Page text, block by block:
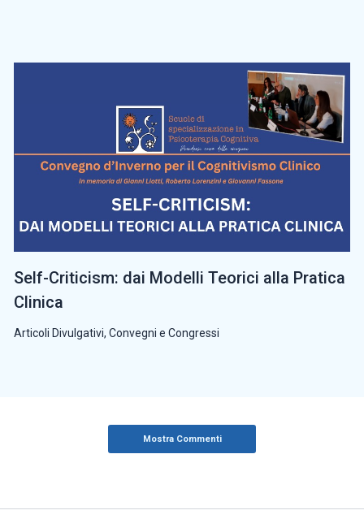
Self-Criticism: dai Modelli Teorici alla Pratica
Clinica
Articoli Divulgativi, Convegni e Congressi
Mostra Commenti